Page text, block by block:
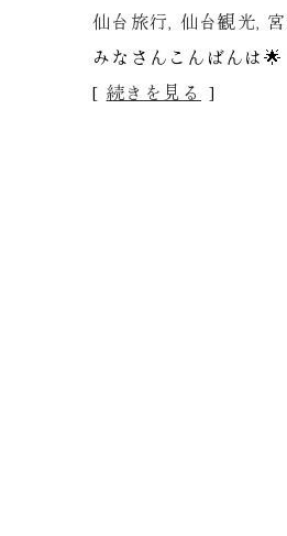
仙台旅行, 仙台観光,
みなさんこんばんは
[ 続きを見る ]